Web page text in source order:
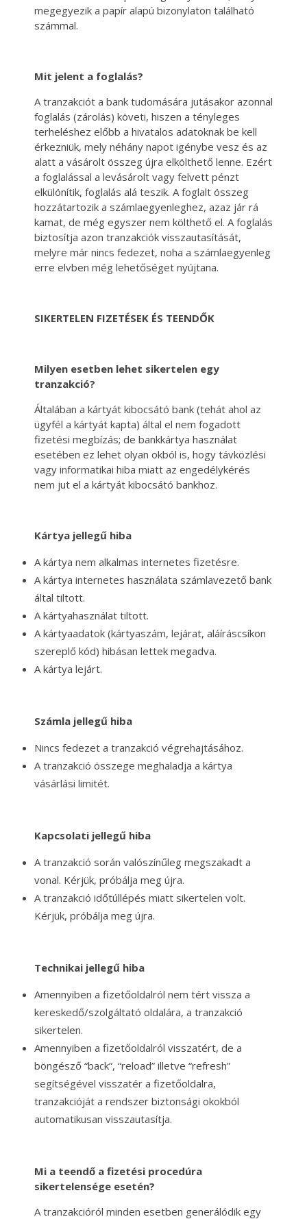
megegyezik a papír alapú bizonylaton található
számmal.
Mit jelent a foglalás?
A tranzakciót a bank tudomására jutásakor azonnal
foglalás (zárolás) követi, hiszen a tényleges
terheléshez előbb a hivatalos adatoknak be kell
érkezniük, mely néhány napot igénybe vesz és az
alatt a vásárolt összeg újra elkölthető lenne. Ezért
a foglalással a levásárolt vagy felvett pénzt
elkülönítik, foglalás alá teszik. A foglalt összeg
hozzátartozik a számlaegyenleghez, azaz jár rá
kamat, de még egyszer nem költhető el. A foglalás
biztosítja azon tranzakciók visszautasítását,
melyre már nincs fedezet, noha a számlaegyenleg
erre elvben még lehetőséget nyújtana.
SIKERTELEN FIZETÉSEK ÉS TEENDŐK
Milyen esetben lehet sikertelen egy
tranzakció?
Általában a kártyát kibocsátó bank (tehát ahol az
ügyfél a kártyát kapta) által el nem fogadott
fizetési megbízás; de bankkártya használat
esetében ez lehet olyan okból is, hogy távközlési
vagy informatikai hiba miatt az engedélykérés
nem jut el a kártyát kibocsátó bankhoz.
Kártya jellegű hiba
A kártya nem alkalmas internetes fizetésre.
A kártya internetes használata számlavezető bank
által tiltott.
A kártyahasználat tiltott.
A kártyaadatok (kártyaszám, lejárat, aláíráscsíkon
szereplő kód) hibásan lettek megadva.
A kártya lejárt.
Számla jellegű hiba
Nincs fedezet a tranzakció végrehajtásához.
A tranzakció összege meghaladja a kártya
vásárlási limitét.
Kapcsolati jellegű hiba
A tranzakció során valószínűleg megszakadt a
vonal. Kérjük, próbálja meg újra.
A tranzakció időtúllépés miatt sikertelen volt.
Kérjük, próbálja meg újra.
Technikai jellegű hiba
Amennyiben a fizetőoldalról nem tért vissza a
kereskedő/szolgáltató oldalára, a tranzakció
sikertelen.
Amennyiben a fizetőoldalról visszatért, de a
böngésző “back”, “reload” illetve “refresh”
segítségével visszatér a fizetőoldalra,
tranzakcióját a rendszer biztonsági okokból
automatikusan visszautasítja.
Mi a teendő a fizetési procedúra
sikertelensége esetén?
A tranzakcióról minden esetben generálódik egy